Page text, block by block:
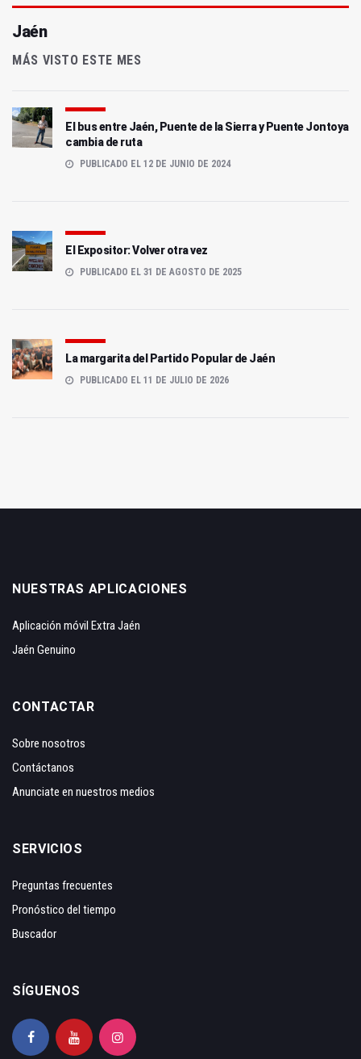
Jaén
MÁS VISTO ESTE MES
El bus entre Jaén, Puente de la Sierra y Puente Jontoya
cambia de ruta
PUBLICADO EL 12 DE JUNIO DE 2024
El Expositor: Volver otra vez
PUBLICADO EL 31 DE AGOSTO DE 2025
La margarita del Partido Popular de Jaén
PUBLICADO EL 11 DE JULIO DE 2026
NUESTRAS APLICACIONES
Aplicación móvil Extra Jaén
Jaén Genuino
CONTACTAR
Sobre nosotros
Contáctanos
Anunciate en nuestros medios
SERVICIOS
Preguntas frecuentes
Pronóstico del tiempo
Buscador
SÍGUENOS